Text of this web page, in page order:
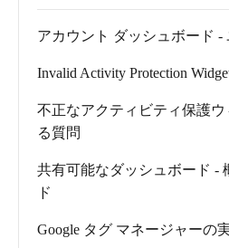
アカウント ダッシュボード -
Invalid Activity Protection
不正なアクティビティ保護
る質問
共有可能なダッシュボード -
ド
Google タグ マネージャーの